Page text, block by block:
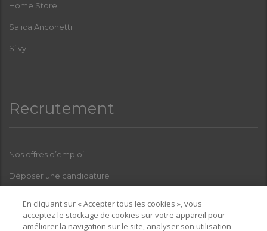
Home Store
Salica Anconetti
Silvy
Recrutement
Nos offres d’emploi
Déposer une candidature
En cliquant sur « Accepter tous les cookies », vous
acceptez le stockage de cookies sur votre appareil pour
améliorer la navigation sur le site, analyser son utilisation